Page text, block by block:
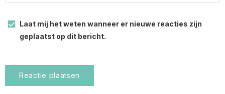
Laat mij het weten wanneer er nieuwe reacties zijn
geplaatst op dit bericht.